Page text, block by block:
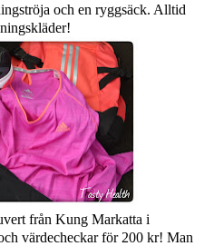
och en ryggsäck. Alltid
från Kung Markatta i
värdecheckar för 200 kr! Man